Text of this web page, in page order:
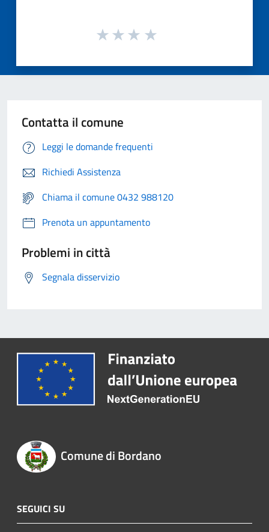
Contatta il comune
Leggi le domande frequenti
Richiedi Assistenza
Chiama il comune 0432 988120
Prenota un appuntamento
Problemi in città
Segnala disservizio
Comune di Bordano
SEGUICI SU